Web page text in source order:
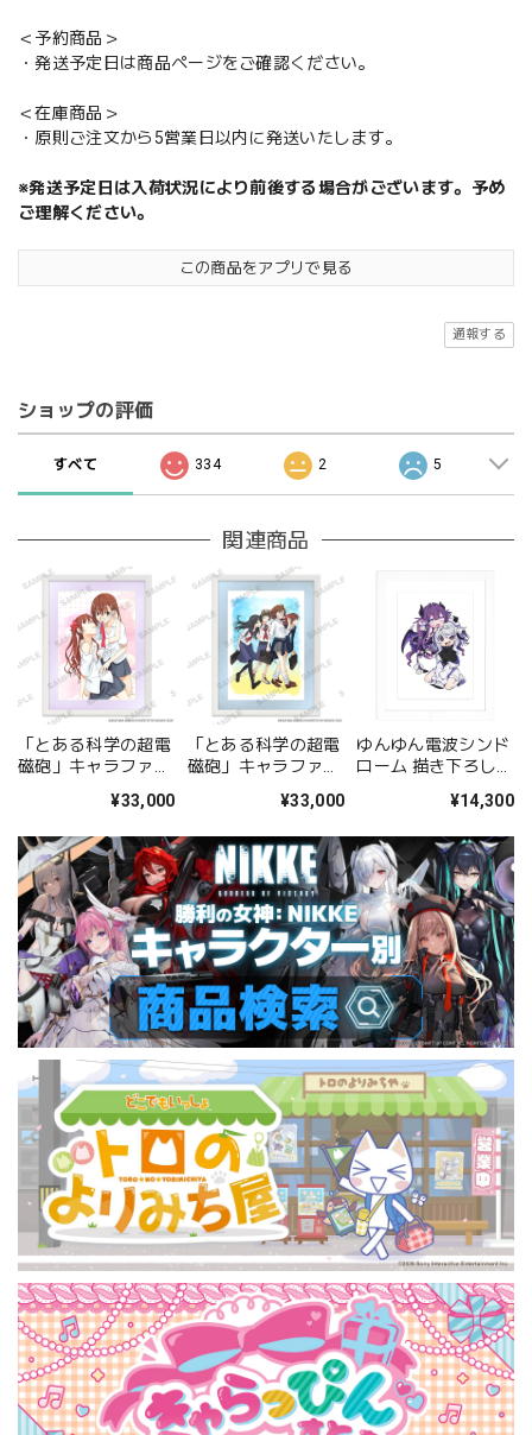
＜予約商品＞
・発送予定日は商品ページをご確認ください。
＜在庫商品＞
・原則ご注文から5営業日以内に発送いたします。
※発送予定日は入荷状況により前後する場合がございます。予め
ご理解ください。
この商品をアプリで見る
通報する
ショップの評価
すべて 334 2 5
関連商品
「とある科学の超電
磁砲」キャラファイ
¥33,000
「とある科学の超電
磁砲」キャラファイ
¥33,000
ゆんゆん電波シンド
ローム 描き下ろしキ
（Qちゃん&ゆんゆ
¥14,300